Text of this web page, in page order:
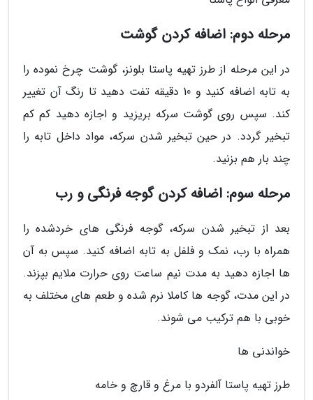
مرحله دوم: اضافه کردن گوشت
در این مرحله از طرز تهیه پاستا بلونز، گوشت چرخ نموده را
به تابه اضافه کنید و 10 دقیقه تفت دهید تا رنگ آن تغییر
کند. سپس روی گوشت سرکه بریزید و اجازه دهید کم کم
تبخیر گردد. در حین تبخیر شدن سرکه، مواد داخل تابه را
چند بار هم بزنید.
مرحله سوم: اضافه کردن گوجه فرنگی و رب
بعد از تبخیر شدن سرکه، گوجه فرنگی های خردشده را
همراه با رب، نمک و فلفل به تابه اضافه کنید. سپس به آن
ها اجازه دهید به مدت نیم ساعت روی حرارت ملایم بپزند.
در این مدت، گوجه ها کاملا نرم شده و طعم های مختلف به
خوبی با هم ترکیب می شوند.
خواندنی ها
طرز تهیه پاستا آلفردو با مرغ و قارچ و خامه